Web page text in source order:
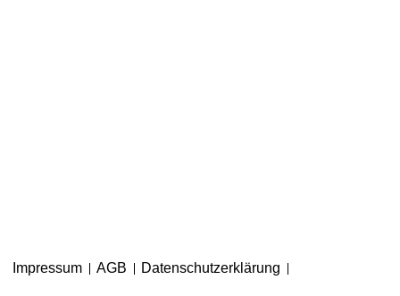
Impressum AGB Datenschutzerklärung